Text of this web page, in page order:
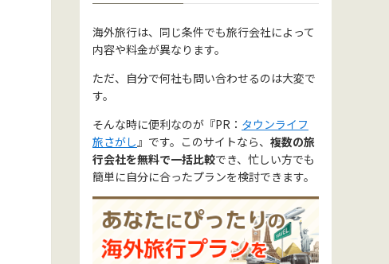
海外旅行は、同じ条件でも旅行会社によって
内容や料金が異なります。
ただ、自分で何社も問い合わせるのは大変で
す。
そんな時に便利なのが『PR： タウンライフ
旅さがし 』です。このサイトなら、 複数の旅
行会社を無料で一括比較でき、忙しい方でも
簡単に自分に合ったプランを検討できます。